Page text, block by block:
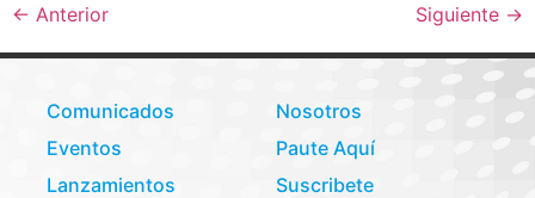
← Anterior Siguiente →
Comunicados
Eventos
Lanzamientos
Nosotros
Paute Aquí
Suscribete